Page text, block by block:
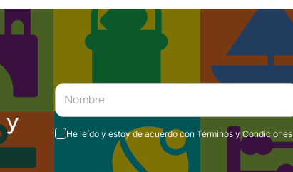
y
He leído y estoy de acuerdo con Términos y Condiciones